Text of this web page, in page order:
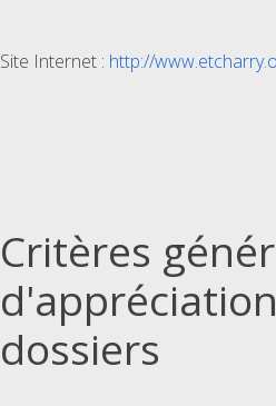
Site Internet : http://
Critères
dossiers